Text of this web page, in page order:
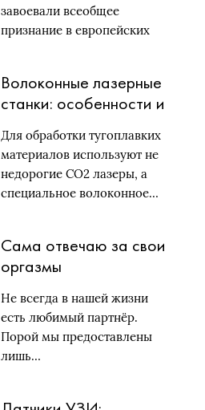
завоевали всеобщее
признание в европейских
Волоконные лазерные
станки: особенности и
преимущества
Для обработки тугоплавких
материалов используют не
недорогие СО2 лазеры, а
специальное волоконное…
Сама отвечаю за свои
оргазмы
Не всегда в нашей жизни
есть любимый партнёр.
Порой мы предоставлены
лишь…